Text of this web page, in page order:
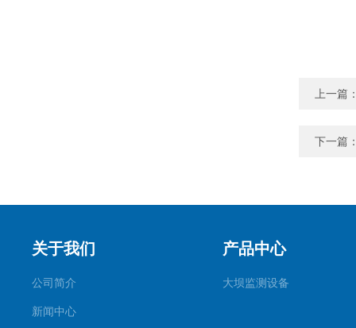
上一篇
下一篇
关于我们
公司简介
新闻中心
产品中心
大坝监测设备